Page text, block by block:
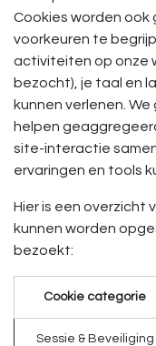
Cookies worden ook
voorkeuren te
activiteiten op onze
bezocht), je taal en
kunnen verlenen.
helpen
site-interactie
ervaringen en tools
Hier is een overzicht
kunnen worden
bezoekt:
Cookie categorie
Sessie & Beveiliging